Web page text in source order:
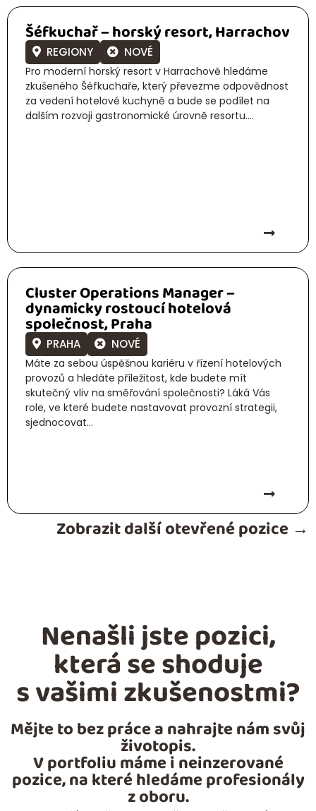
Šéfkuchař – horský resort, Harrachov
REGIONY NOVÉ
Pro moderní horský resort v Harrachově hledáme
zkušeného Šéfkuchaře, který převezme odpovědnost
za vedení hotelové kuchyně a bude se podílet na
dalším rozvoji gastronomické úrovně resortu....
Cluster Operations Manager –
dynamicky rostoucí hotelová
společnost, Praha
PRAHA NOVÉ
Máte za sebou úspěšnou kariéru v řízení hotelových
provozů a hledáte příležitost, kde budete mít
skutečný vliv na směřování společnosti? Láká Vás
role, ve které budete nastavovat provozní strategii,
sjednocovat...
Zobrazit další otevřené pozice →
Nenašli jste pozici,
která se shoduje
s vašimi zkušenostmi?
Mějte to bez práce a nahrajte nám svůj
životopis.
V portfoliu máme i neinzerované
pozice, na které hledáme profesionály
z oboru.